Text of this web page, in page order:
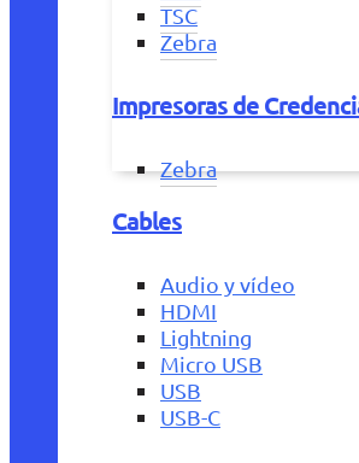
TSC
Zebra
Impresoras de
Zebra
Cables
Audio y vídeo
HDMI
Lightning
Micro USB
USB
USB-C